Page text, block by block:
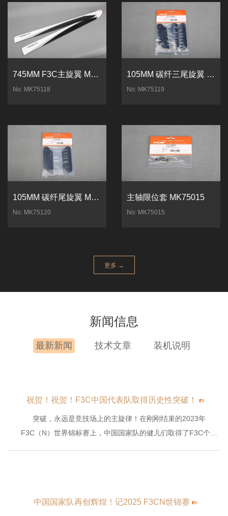
745MM F3C主旋翼 MK75118
No: MK75118
105MM 碳纤三尾旋翼 MK75119
No: MK75119
105MM 碳纤尾旋翼 MK75120
No: MK75120
主轴限位套 MK75015
No: MK75015
更多 →
新闻信息
最新新闻 技术文章 装机说明
祝贺！祝贺！F3C中国代表队取得历史性突破！
突破，永远是竞技场上的主旋律！在刚刚结束的2023年
F3C（N）世界锦标赛上，中国国家队的健儿们取得了F3C个人
中国国家队再创辉煌！记2025 F3CN世锦赛